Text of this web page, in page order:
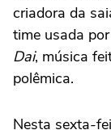
criadora da
time usada
Dai, música
polêmica.
Nesta sexta-